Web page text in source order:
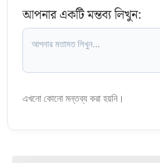
আপনার একটি মন্তব্য লিখুন:
এখনো কোনো মন্তব্য করা হয়নি।